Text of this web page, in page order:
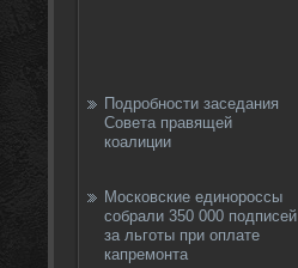
Подробности заседания
Совета правящей
коалиции
Московские единороссы
собрали 350 000 подписей
за льготы при оплате
капремонта